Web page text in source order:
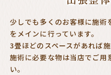
少しでも多くのお客様に施術
をメインに行っています。
3畳ほどのスペースがあれば
施術に必要な物は当店でご用
い。